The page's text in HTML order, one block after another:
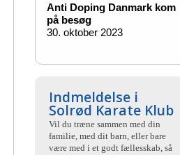
Anti Doping Danmark kom
på besøg
30. oktober 2023
Indmeldelse i
Solrød Karate Klub
Vil du træne sammen med din
familie, med dit barn, eller bare
være med i et godt fællesskab, så